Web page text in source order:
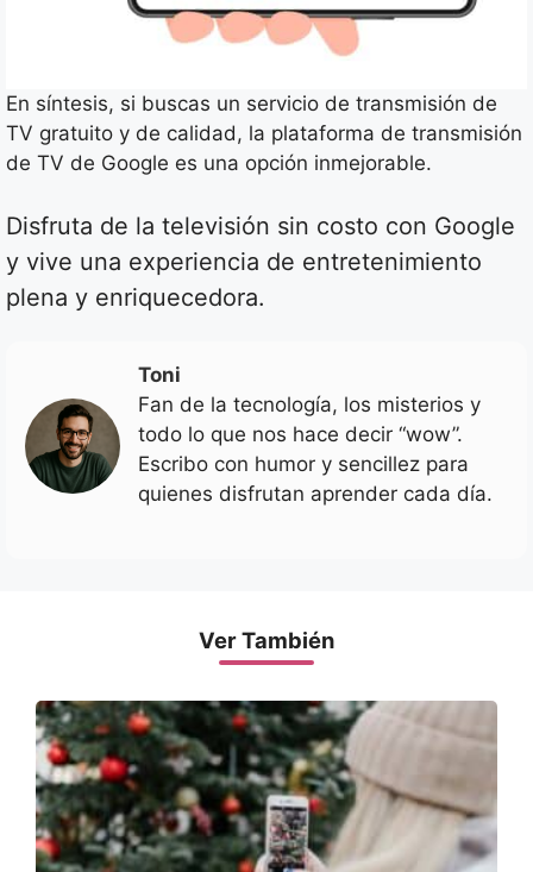
En síntesis, si buscas un servicio de transmisión de
TV gratuito y de calidad, la plataforma de transmisión
de TV de Google es una opción inmejorable.
Disfruta de la televisión sin costo con Google
y vive una experiencia de entretenimiento
plena y enriquecedora.
Toni
Fan de la tecnología, los misterios y
todo lo que nos hace decir “wow”.
Escribo con humor y sencillez para
quienes disfrutan aprender cada día.
Ver También